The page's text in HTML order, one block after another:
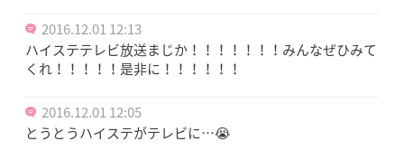
2016.12.01 12:13
ハイステテレビ放送まじか！！！！！！！みんなぜひみて
くれ！！！！！是非に！！！！！！
2016.12.01 12:05
とうとうハイステがテレビに…😭